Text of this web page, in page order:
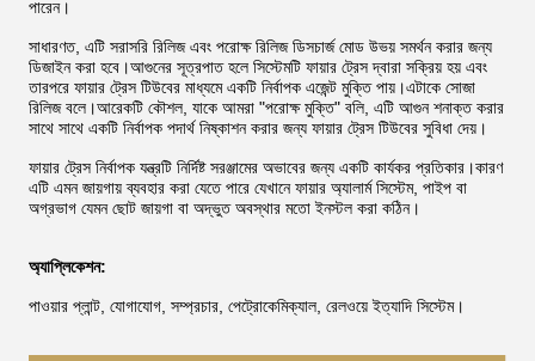
পারেন।
সাধারণত, এটি সরাসরি রিলিজ এবং পরোক্ষ রিলিজ ডিসচার্জ মোড উভয় সমর্থন করার জন্য
ডিজাইন করা হবে।আগুনের সূত্রপাত হলে সিস্টেমটি ফায়ার ট্রেস দ্বারা সক্রিয় হয় এবং
তারপরে ফায়ার ট্রেস টিউবের মাধ্যমে একটি নির্বাপক এজেন্ট মুক্তি পায়।এটাকে সোজা
রিলিজ বলে।আরেকটি কৌশল, যাকে আমরা "পরোক্ষ মুক্তি" বলি, এটি আগুন শনাক্ত করার
সাথে সাথে একটি নির্বাপক পদার্থ নিষ্কাশন করার জন্য ফায়ার ট্রেস টিউবের সুবিধা দেয়।
ফায়ার ট্রেস নির্বাপক যন্ত্রটি নির্দিষ্ট সরঞ্জামের অভাবের জন্য একটি কার্যকর প্রতিকার।কারণ
এটি এমন জায়গায় ব্যবহার করা যেতে পারে যেখানে ফায়ার অ্যালার্ম সিস্টেম, পাইপ বা
অগ্রভাগ যেমন ছোট জায়গা বা অদ্ভুত অবস্থার মতো ইনস্টল করা কঠিন।
অ্যাপ্লিকেশন:
পাওয়ার প্লান্ট, যোগাযোগ, সম্প্রচার, পেট্রোকেমিক্যাল, রেলওয়ে ইত্যাদি সিস্টেম।